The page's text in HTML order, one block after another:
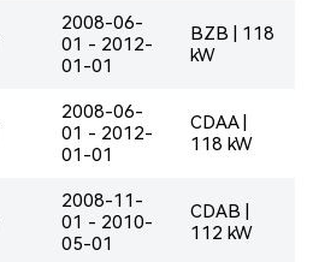
2008-06-
01 - 2012-
01-01
BZB | 118
kW
2008-06-
01 - 2012-
01-01
CDAA |
118 kW
2008-11-
01 - 2010-
05-01
CDAB |
112 kW